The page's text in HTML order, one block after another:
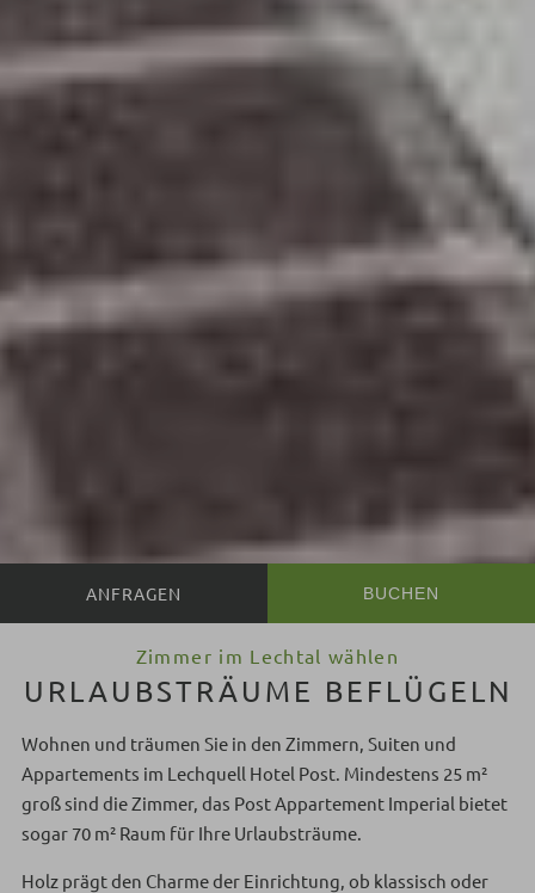
BUCHEN
Zimmer im Lechtal wählen
URLAUBSTRÄUME BEFLÜGELN
Wohnen und träumen Sie in den Zimmern, Suiten und
Appartements im Lechquell Hotel Post. Mindestens 25 m²
groß sind die Zimmer, das Post Appartement Imperial bietet
sogar 70 m² Raum für Ihre Urlaubsträume.
Holz prägt den Charme der Einrichtung, ob klassisch oder